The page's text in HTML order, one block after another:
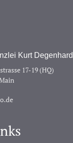
Kurt Degenhard
17-19 (HQ)